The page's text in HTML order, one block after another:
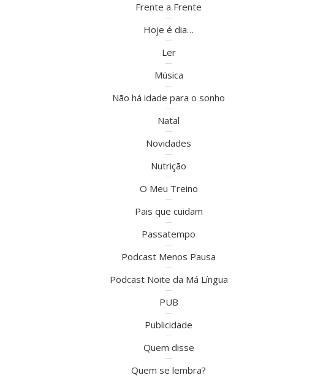
Frente a Frente
Hoje é dia…
Ler
Música
Não há idade para o sonho
Natal
Novidades
Nutrição
O Meu Treino
Pais que cuidam
Passatempo
Podcast Menos Pausa
Podcast Noite da Má Língua
PUB
Publicidade
Quem disse
Quem se lembra?